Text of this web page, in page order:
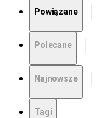
Powiązane
Polecane
Najnowsze
Tagi